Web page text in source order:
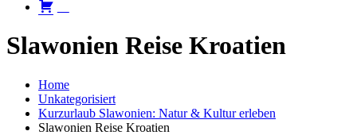
Slawonien Reise Kroatien
Home
Unkategorisiert
Kurzurlaub Slawonien: Natur & Kultur erleben
Slawonien Reise Kroatien